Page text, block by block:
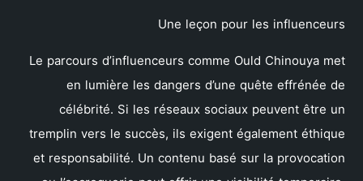
Une leçon pour les influenceurs
Le parcours d’influenceurs comme Ould Chinouya met
en lumière les dangers d’une quête effrénée de
célébrité. Si les réseaux sociaux peuvent être un
tremplin vers le succès, ils exigent également éthique
et responsabilité. Un contenu basé sur la provocation